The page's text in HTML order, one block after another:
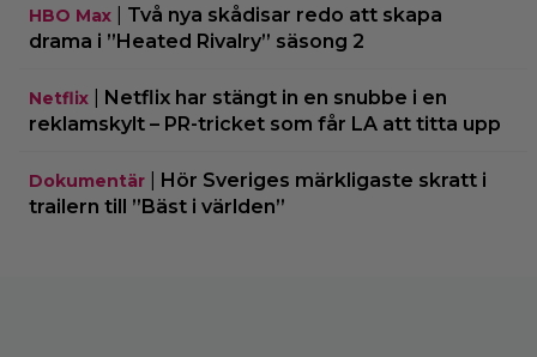
HBO Max
Två nya skådisar redo att skapa
drama i ”Heated Rivalry” säsong 2
Netflix
Netflix har stängt in en snubbe i en
reklamskylt – PR-tricket som får LA att titta upp
Dokumentär
Hör Sveriges märkligaste skratt i
trailern till ”Bäst i världen”